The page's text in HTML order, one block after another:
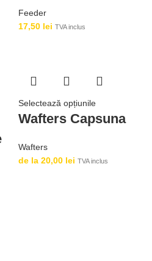
Feeder
17,50 lei TVA inclus
Selectează opțiunile
Wafters Capsuna
Wafters
de la 20,00 lei TVA inclus